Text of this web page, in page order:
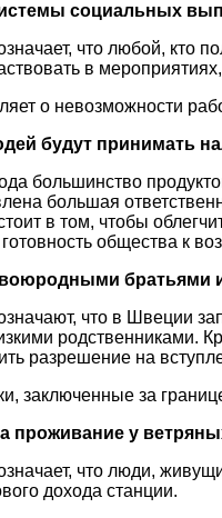
социальных
что любой, кто
в
о невозможности
будут принимать
большинство
​​большая
в том, чтобы
общества к
братьями
что в Швеции
родственниками.
разрешение на
заключенные за
проживание у
что люди,
дохода станции.